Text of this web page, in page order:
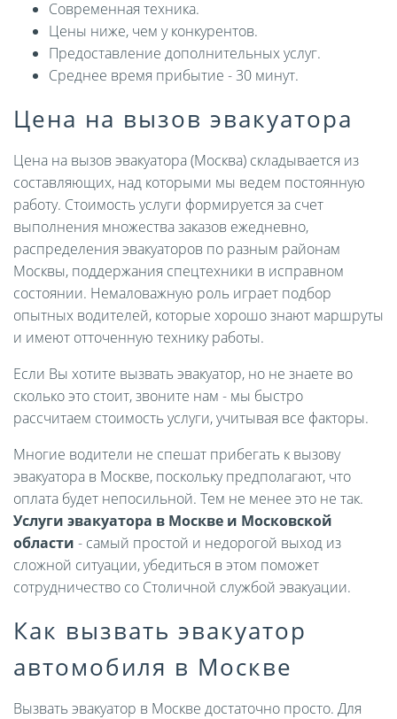
Современная техника.
Цены ниже, чем у конкурентов.
Предоставление дополнительных услуг.
Среднее время прибытие - 30 минут.
Цена на вызов эвакуатора
Цена на вызов эвакуатора (Москва) складывается из
составляющих, над которыми мы ведем постоянную
работу. Стоимость услуги формируется за счет
выполнения множества заказов ежедневно,
распределения эвакуаторов по разным районам
Москвы, поддержания спецтехники в исправном
состоянии. Немаловажную роль играет подбор
опытных водителей, которые хорошо знают маршруты
и имеют отточенную технику работы.
Если Вы хотите вызвать эвакуатор, но не знаете во
сколько это стоит, звоните нам - мы быстро
рассчитаем стоимость услуги, учитывая все факторы.
Многие водители не спешат прибегать к вызову
эвакуатора в Москве, поскольку предполагают, что
оплата будет непосильной. Тем не менее это не так.
Услуги эвакуатора в Москве и Московской
области - самый простой и недорогой выход из
сложной ситуации, убедиться в этом поможет
сотрудничество со Столичной службой эвакуации.
Как вызвать эвакуатор
автомобиля в Москве
Вызвать эвакуатор в Москве достаточно просто. Для